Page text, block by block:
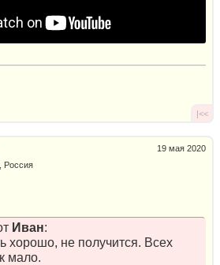
|<<
19 мая 2020
Россия
Иван:
хорошо, не получится. Всех
мало.